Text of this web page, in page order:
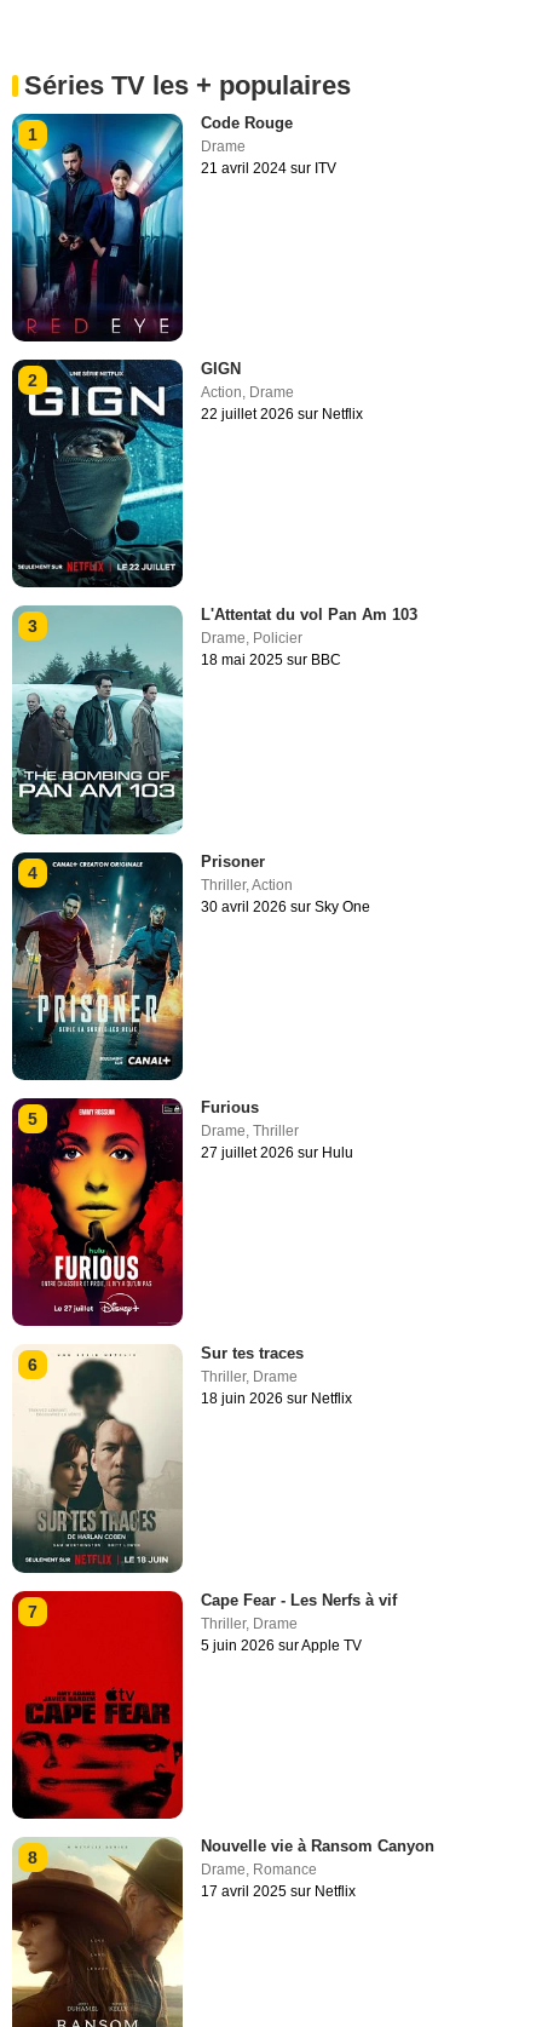
Séries TV les + populaires
1
Code Rouge
Drame
21 avril 2024 sur ITV
2
GIGN
Action, Drame
22 juillet 2026 sur Netflix
3
L'Attentat du vol Pan Am 103
Drame, Policier
18 mai 2025 sur BBC
4
Prisoner
Thriller,Action
30 avril 2026 sur Sky One
5
Furious
Drame,Thriller
27 juillet 2026 sur Hulu
6
Sur tes traces
Thriller, Drame
18 juin 2026 sur Netflix
7
Cape Fear - Les Nerfs à vif
Thriller, Drame
5 juin 2026 sur Apple TV
8
Nouvelle vie à Ransom Canyon
Drame, Romance
17 avril 2025 sur Netflix